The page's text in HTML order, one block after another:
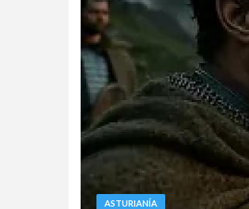
ASTURIANÍA